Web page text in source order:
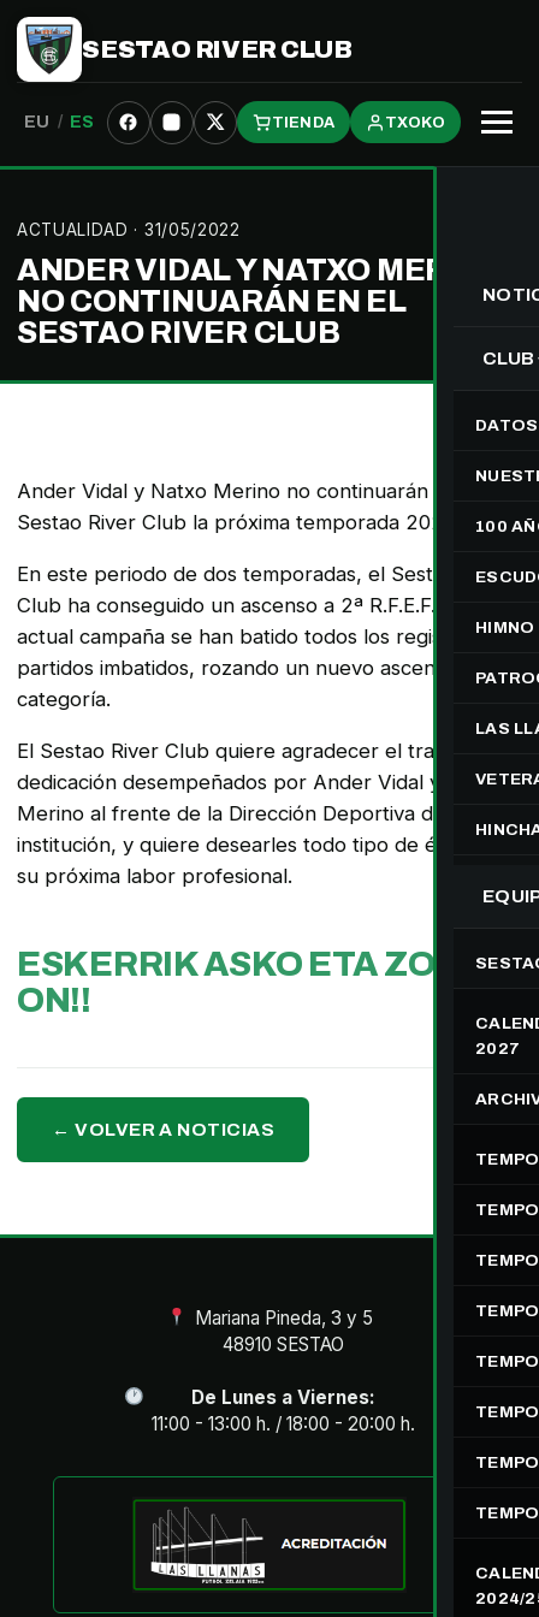
SESTAO RIVER CLUB
EU / ES TIENDA TXOKO
CLUB
100
HIMNO
LAS
2027
2024/
ACTUALIDAD · 31/05/2022
ANDER VIDAL Y NATXO MERINO
NO CONTINUARÁN EN EL
SESTAO RIVER CLUB
Ander Vidal y Natxo Merino no continuarán en el
Sestao River Club la próxima temporada 2022/23.
En este periodo de dos temporadas, el Sestao River
Club ha conseguido un ascenso a 2ª R.F.E.F. En la
actual campaña se han batido todos los registros: 19
partidos imbatidos, rozando un nuevo ascenso de
categoría.
El Sestao River Club quiere agradecer el trabajo y
dedicación desempeñados por Ander Vidal y Natxo
Merino al frente de la Dirección Deportiva de esta
institución, y quiere desearles todo tipo de éxitos en
su próxima labor profesional.
ESKERRIK ASKO ETA ZORTE
ON!!
← VOLVER A NOTICIAS
Mariana Pineda, 3 y 5
48910 SESTAO
De Lunes a Viernes:
11:00 - 13:00 h. / 18:00 - 20:00 h.